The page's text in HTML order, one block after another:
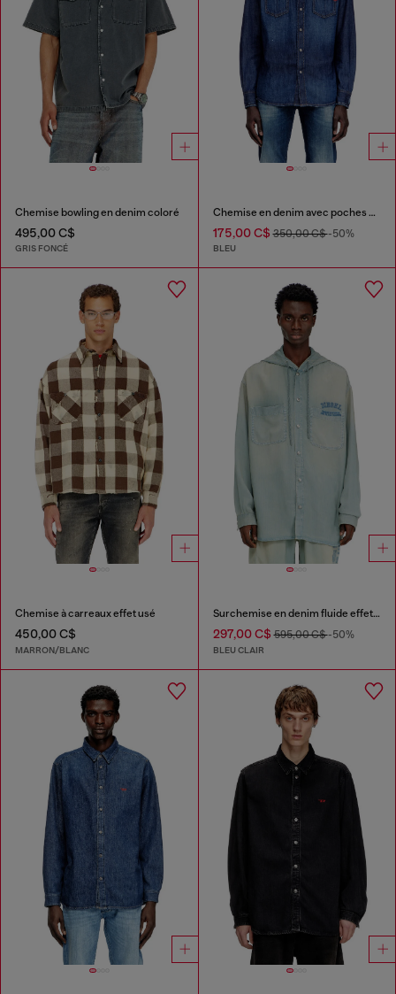
Chemise bowling en denim coloré
495,00 C$
GRIS FONCÉ
Chemise en denim avec poches plaquées
175,00 C$350,00 C$-50%
BLEU
Chemise à carreaux effet usé
450,00 C$
MARRON/BLANC
Surchemise en denim fluide effet sali
297,00 C$595,00 C$-50%
BLEU CLAIR